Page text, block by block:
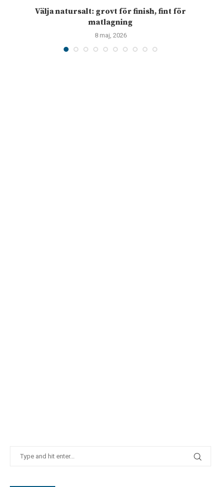
Välja natursalt: grovt för finish, fint för
matlagning
8 maj, 2026